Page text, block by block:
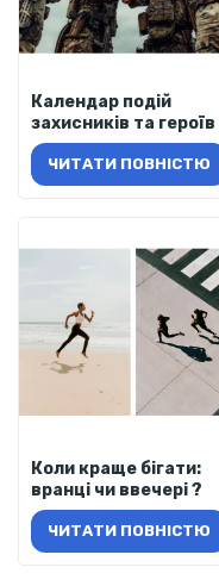
Календар подій
захисників та героїв
ЧИТАТИ ПОВНІСТЮ
Коли краще бігати:
вранці чи ввечері ?
ЧИТАТИ ПОВНІСТЮ